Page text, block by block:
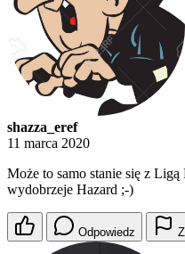
shazza_eref
11 marca 2020
Może to samo stanie się z
wydobrzeje Hazard ;-)
Odpowiedz